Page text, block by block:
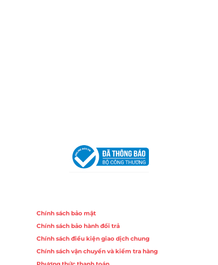
Chính sách bảo mật
Chính sách bảo hành đổi trả
Chính sách điều kiện giao dịch chung
Chính sách vận chuyển và kiểm tra hàng